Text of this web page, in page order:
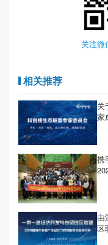
关注微
相关推荐
关
家
携
由
区